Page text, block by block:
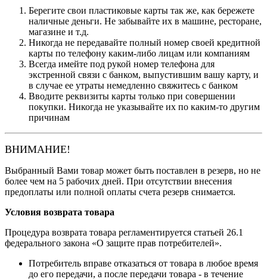
Берегите свои пластиковые карты так же, как бережете
наличные деньги. Не забывайте их в машине, ресторане,
магазине и т.д.
Никогда не передавайте полный номер своей кредитной
карты по телефону каким-либо лицам или компаниям
Всегда имейте под рукой номер телефона для
экстренной связи с банком, выпустившим вашу карту, и
в случае ее утраты немедленно свяжитесь с банком
Вводите реквизиты карты только при совершении
покупки. Никогда не указывайте их по каким-то другим
причинам
ВНИМАНИЕ!
Выбранный Вами товар может быть поставлен в резерв, но не
более чем на 5 рабочих дней. При отсутствии внесения
предоплаты или полной оплаты счета резерв снимается.
Условия возврата товара
Процедура возврата товара регламентируется статьей 26.1
федерального закона «О защите прав потребителей».
Потребитель вправе отказаться от товара в любое время
до его передачи, а после передачи товара - в течение